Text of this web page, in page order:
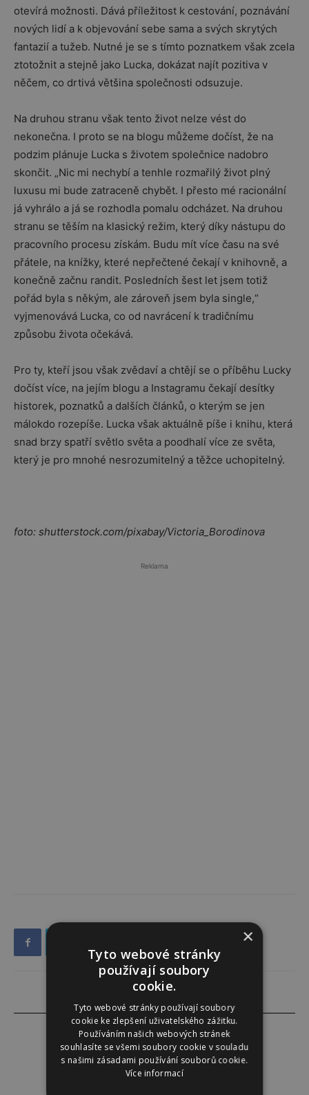
otevírá možnosti. Dává příležitost k cestování, poznávání
nových lidí a k objevování sebe sama a svých skrytých
fantazií a tužeb. Nutné je se s tímto poznatkem však zcela
ztotožnit a stejně jako Lucka, dokázat najít pozitiva v
něčem, co drtivá většina společnosti odsuzuje.
Na druhou stranu však tento život nelze vést do
nekonečna. I proto se na blogu můžeme dočíst, že na
podzim plánuje Lucka s životem společnice nadobro
skončit. „Nic mi nechybí a tenhle rozmařilý život plný
luxusu mi bude zatraceně chybět. I přesto mé racionální
já vyhrálo a já se rozhodla pomalu odcházet. Na druhou
stranu se těším na klasický režim, který díky nástupu do
pracovního procesu získám. Budu mít více času na své
přátele, na knížky, které nepřečtené čekají v knihovně, a
konečně začnu randit. Posledních šest let jsem totiž
pořád byla s někým, ale zároveň jsem byla single,“
vyjmenovává Lucka, co od navrácení k tradičnímu
způsobu života očekává.
Pro ty, kteří jsou však zvědaví a chtějí se o příběhu Lucky
dočíst více, na jejím blogu a Instagramu čekají desítky
historek, poznatků a dalších článků, o kterým se jen
málokdo rozepíše. Lucka však aktuálně píše i knihu, která
snad brzy spatří světlo světa a poodhalí více ze světa,
který je pro mnohé nesrozumitelný a těžce uchopitelný.
foto: shutterstock.com/pixabay/Victoria_Borodinova
Reklama
Darina Zumrová
×
Tyto webové stránky
používají soubory
cookie.
Tyto webové stránky používají soubory
cookie ke zlepšení uživatelského zážitku.
Používáním našich webových stránek
souhlasíte se všemi soubory cookie v souladu
s našimi zásadami používání souborů cookie.
Více informací